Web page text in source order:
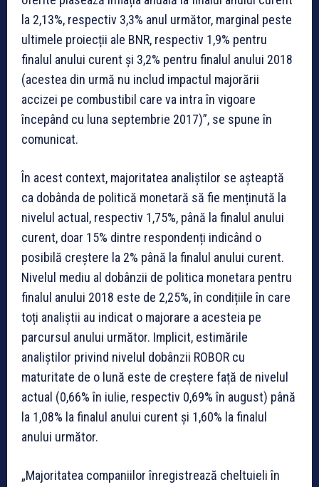
la 2,13%, respectiv 3,3% anul următor, marginal peste
ultimele proiecții ale BNR, respectiv 1,9% pentru
finalul anului curent și 3,2% pentru finalul anului 2018
(acestea din urmă nu includ impactul majorării
accizei pe combustibil care va intra în vigoare
începând cu luna septembrie 2017)”, se spune în
comunicat.
În acest context, majoritatea analiștilor se așteaptă
ca dobânda de politică monetară să fie menținută la
nivelul actual, respectiv 1,75%, până la finalul anului
curent, doar 15% dintre respondenți indicând o
posibilă creștere la 2% până la finalul anului curent.
Nivelul mediu al dobânzii de politica monetara pentru
finalul anului 2018 este de 2,25%, în condițiile în care
toți analiștii au indicat o majorare a acesteia pe
parcursul anului următor. Implicit, estimările
analiștilor privind nivelul dobânzii ROBOR cu
maturitate de o lună este de creștere față de nivelul
actual (0,66% în iulie, respectiv 0,69% în august) până
la 1,08% la finalul anului curent și 1,60% la finalul
anului următor.
„Majoritatea companiilor înregistrează cheltuieli în